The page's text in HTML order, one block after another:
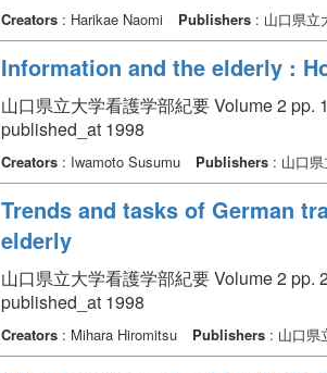
Creators: Harikae Naomi Publishers: 山口県立
Information and the elderly :
山口県立大学看護学部紀要 Volume 2 pp.
published_at 1998
Creators: Iwamoto Susumu Publishers: 山口県
Trends and tasks of German
elderly
山口県立大学看護学部紀要 Volume 2 pp.
published_at 1998
Creators: Mihara Hiromitsu Publishers: 山口県